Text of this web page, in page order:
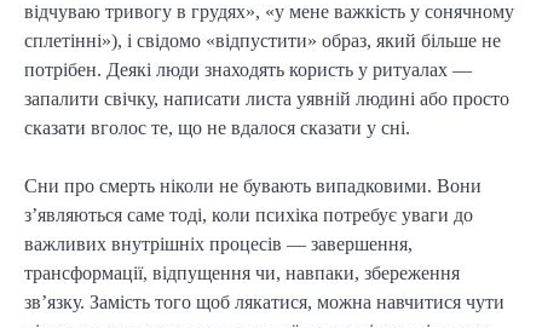
відчуваю тривогу в грудях», «у мене важкість у сонячному
сплетінні»), і свідомо «відпустити» образ, який більше не
потрібен. Деякі люди знаходять користь у ритуалах —
запалити свічку, написати листа уявній людині або просто
сказати вголос те, що не вдалося сказати у сні.
Сни про смерть ніколи не бувають випадковими. Вони
з’являються саме тоді, коли психіка потребує уваги до
важливих внутрішніх процесів — завершення,
трансформації, відпущення чи, навпаки, збереження
зв’язку. Замість того щоб лякатися, можна навчитися чути